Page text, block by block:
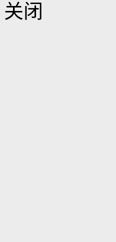
关闭